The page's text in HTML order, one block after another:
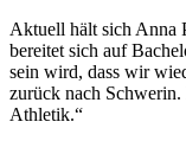
Aktuell hält sich Anna
bereitet sich auf
sein wird, dass wir
zurück nach
Athletik.“